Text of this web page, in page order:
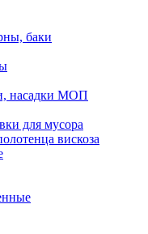
баки
насадки МОП
для мусора
вискоза